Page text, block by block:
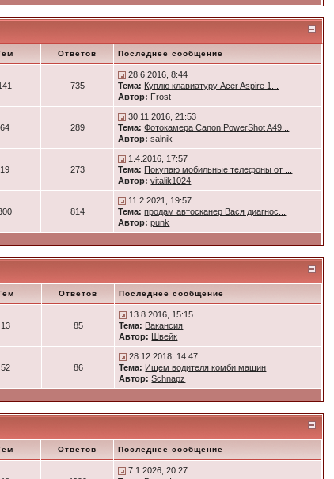
Ответов Последнее сообщение
735
28.6.2016, 8:44
Тема: Куплю клавиатуру Acer Aspire 1...
Автор: Frost
64 289
30.11.2016, 21:53
Тема: Фотокамера Canon PowerShot A49...
Автор: salnik
19 273
1.4.2016, 17:57
Тема: Покупаю мобильные телефоны от ...
Автор: vitalik1024
814
11.2.2021, 19:57
Тема: продам автосканер Вася диагнос...
Автор: punk
Ответов Последнее сообщение
13 85
13.8.2016, 15:15
Тема: Вакансия
Автор: Швейк
52 86
28.12.2018, 14:47
Тема: Ищем водителя комби машин
Автор: Schnapz
Ответов Последнее сообщение
7.1.2026, 20:27